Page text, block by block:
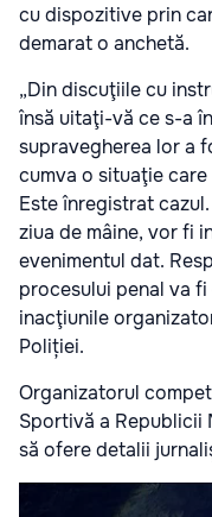
cu dispozitive prin
demarat o anchetă.
„Din discuţiile cu
însă uitaţi-vă ce s-a
supravegherea lor a
cumva o situaţie
Este înregistrat
ziua de mâine, vor fi
evenimentul dat.
procesului penal va
inacţiunile
Poliției.
Organizatorul
Sportivă a Republicii
să ofere detalii